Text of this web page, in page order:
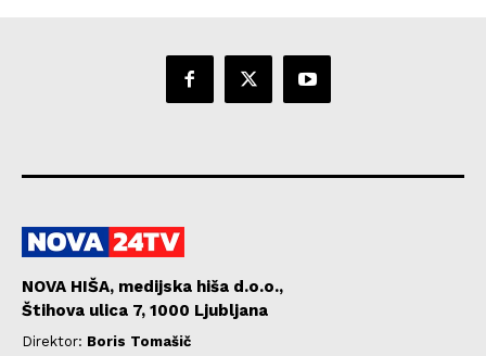
NOVA HIŠA, medijska hiša d.o.o.,
Štihova ulica 7, 1000 Ljubljana
Direktor: Boris Tomašič